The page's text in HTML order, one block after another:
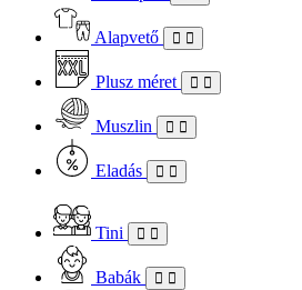
Alapvető
Plusz méret
Muszlin
Eladás
Tini
Babák